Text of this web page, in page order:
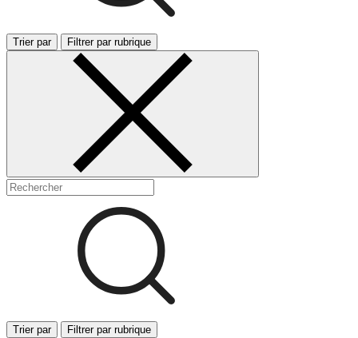
Trier par Filtrer par rubrique
Trier par Filtrer par rubrique